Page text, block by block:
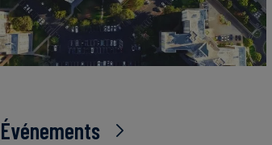
Événements